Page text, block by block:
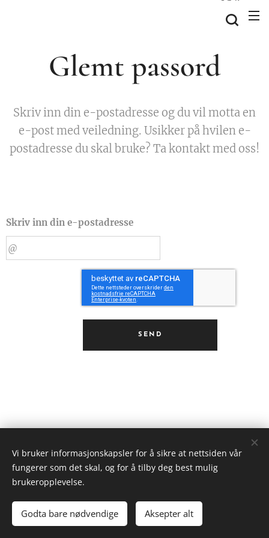
Glemt passord
Skriv inn din e-postadresse og du vil motta en
e-post med veiledning. Usikker på hvilen e-
postadresse du skal bruke? Ta kontakt med oss!
Skriv inn din e-postadresse
SEND
Alle rettigheter eies av Nordic Room AS
Informasjonskapsler
Vi bruker informasjonskapsler for å sikre at nettsiden vår
fungerer som det skal, og for å tilby deg best mulig
brukeropplevelse.
Godta bare nødvendige Aksepter alt